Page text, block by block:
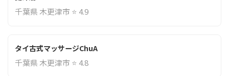
千葉県 木更津市 ⭐ 4.9
タイ古式マッサージChuA
千葉県 木更津市 ⭐ 4.8